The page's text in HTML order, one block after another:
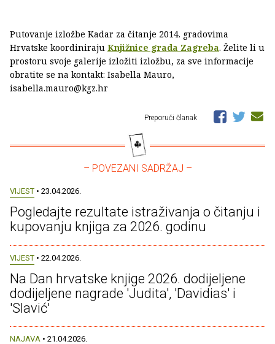
Putovanje izložbe Kadar za čitanje 2014. gradovima
Hrvatske koordiniraju Knjižnice grada Zagreba. Želite li u
prostoru svoje galerije izložiti izložbu, za sve informacije
obratite se na kontakt: Isabella Mauro,
isabella.mauro@kgz.hr
Preporuči članak
– POVEZANI SADRŽAJ –
VIJEST • 23.04.2026.
Pogledajte rezultate istraživanja o čitanju i
kupovanju knjiga za 2026. godinu
VIJEST • 22.04.2026.
Na Dan hrvatske knjige 2026. dodijeljene
dodijeljene nagrade 'Judita', 'Davidias' i
'Slavić'
NAJAVA • 21.04.2026.